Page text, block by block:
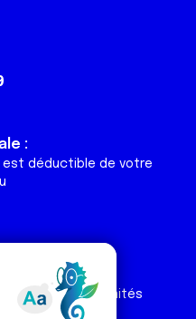
:
est déductible de votre
Espace Ligue & comités
Espace chercheur